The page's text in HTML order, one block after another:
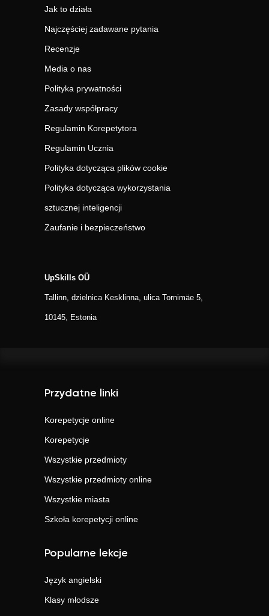
Jak to działa
Najczęściej zadawane pytania
Recenzje
Media o nas
Polityka prywatności
Zasady współpracy
Regulamin Korepetytora
Regulamin Ucznia
Polityka dotycząca plików cookie
Polityka dotycząca wykorzystania
sztucznej inteligencji
Zaufanie i bezpieczeństwo
UpSkills OÜ
Tallinn, dzielnica Kesklinna, ulica Tornimäe 5,
10145, Estonia
Przydatne linki
Korepetycje online
Korepetycje
Wszystkie przedmioty
Wszystkie przedmioty online
Wszystkie miasta
Szkoła korepetycji online
Popularne lekcje
Język angielski
Klasy młodsze